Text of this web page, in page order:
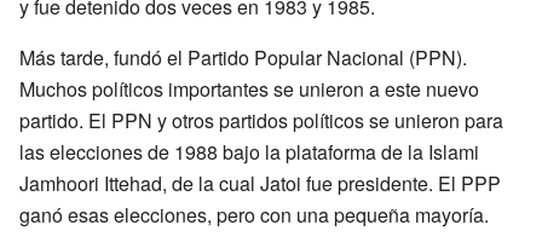
y fue detenido dos veces en 1983 y 1985.
Más tarde, fundó el Partido Popular Nacional (PPN).
Muchos políticos importantes se unieron a este nuevo
partido. El PPN y otros partidos políticos se unieron para
las elecciones de 1988 bajo la plataforma de la Islami
Jamhoori Ittehad, de la cual Jatoi fue presidente. El PPP
ganó esas elecciones, pero con una pequeña mayoría.